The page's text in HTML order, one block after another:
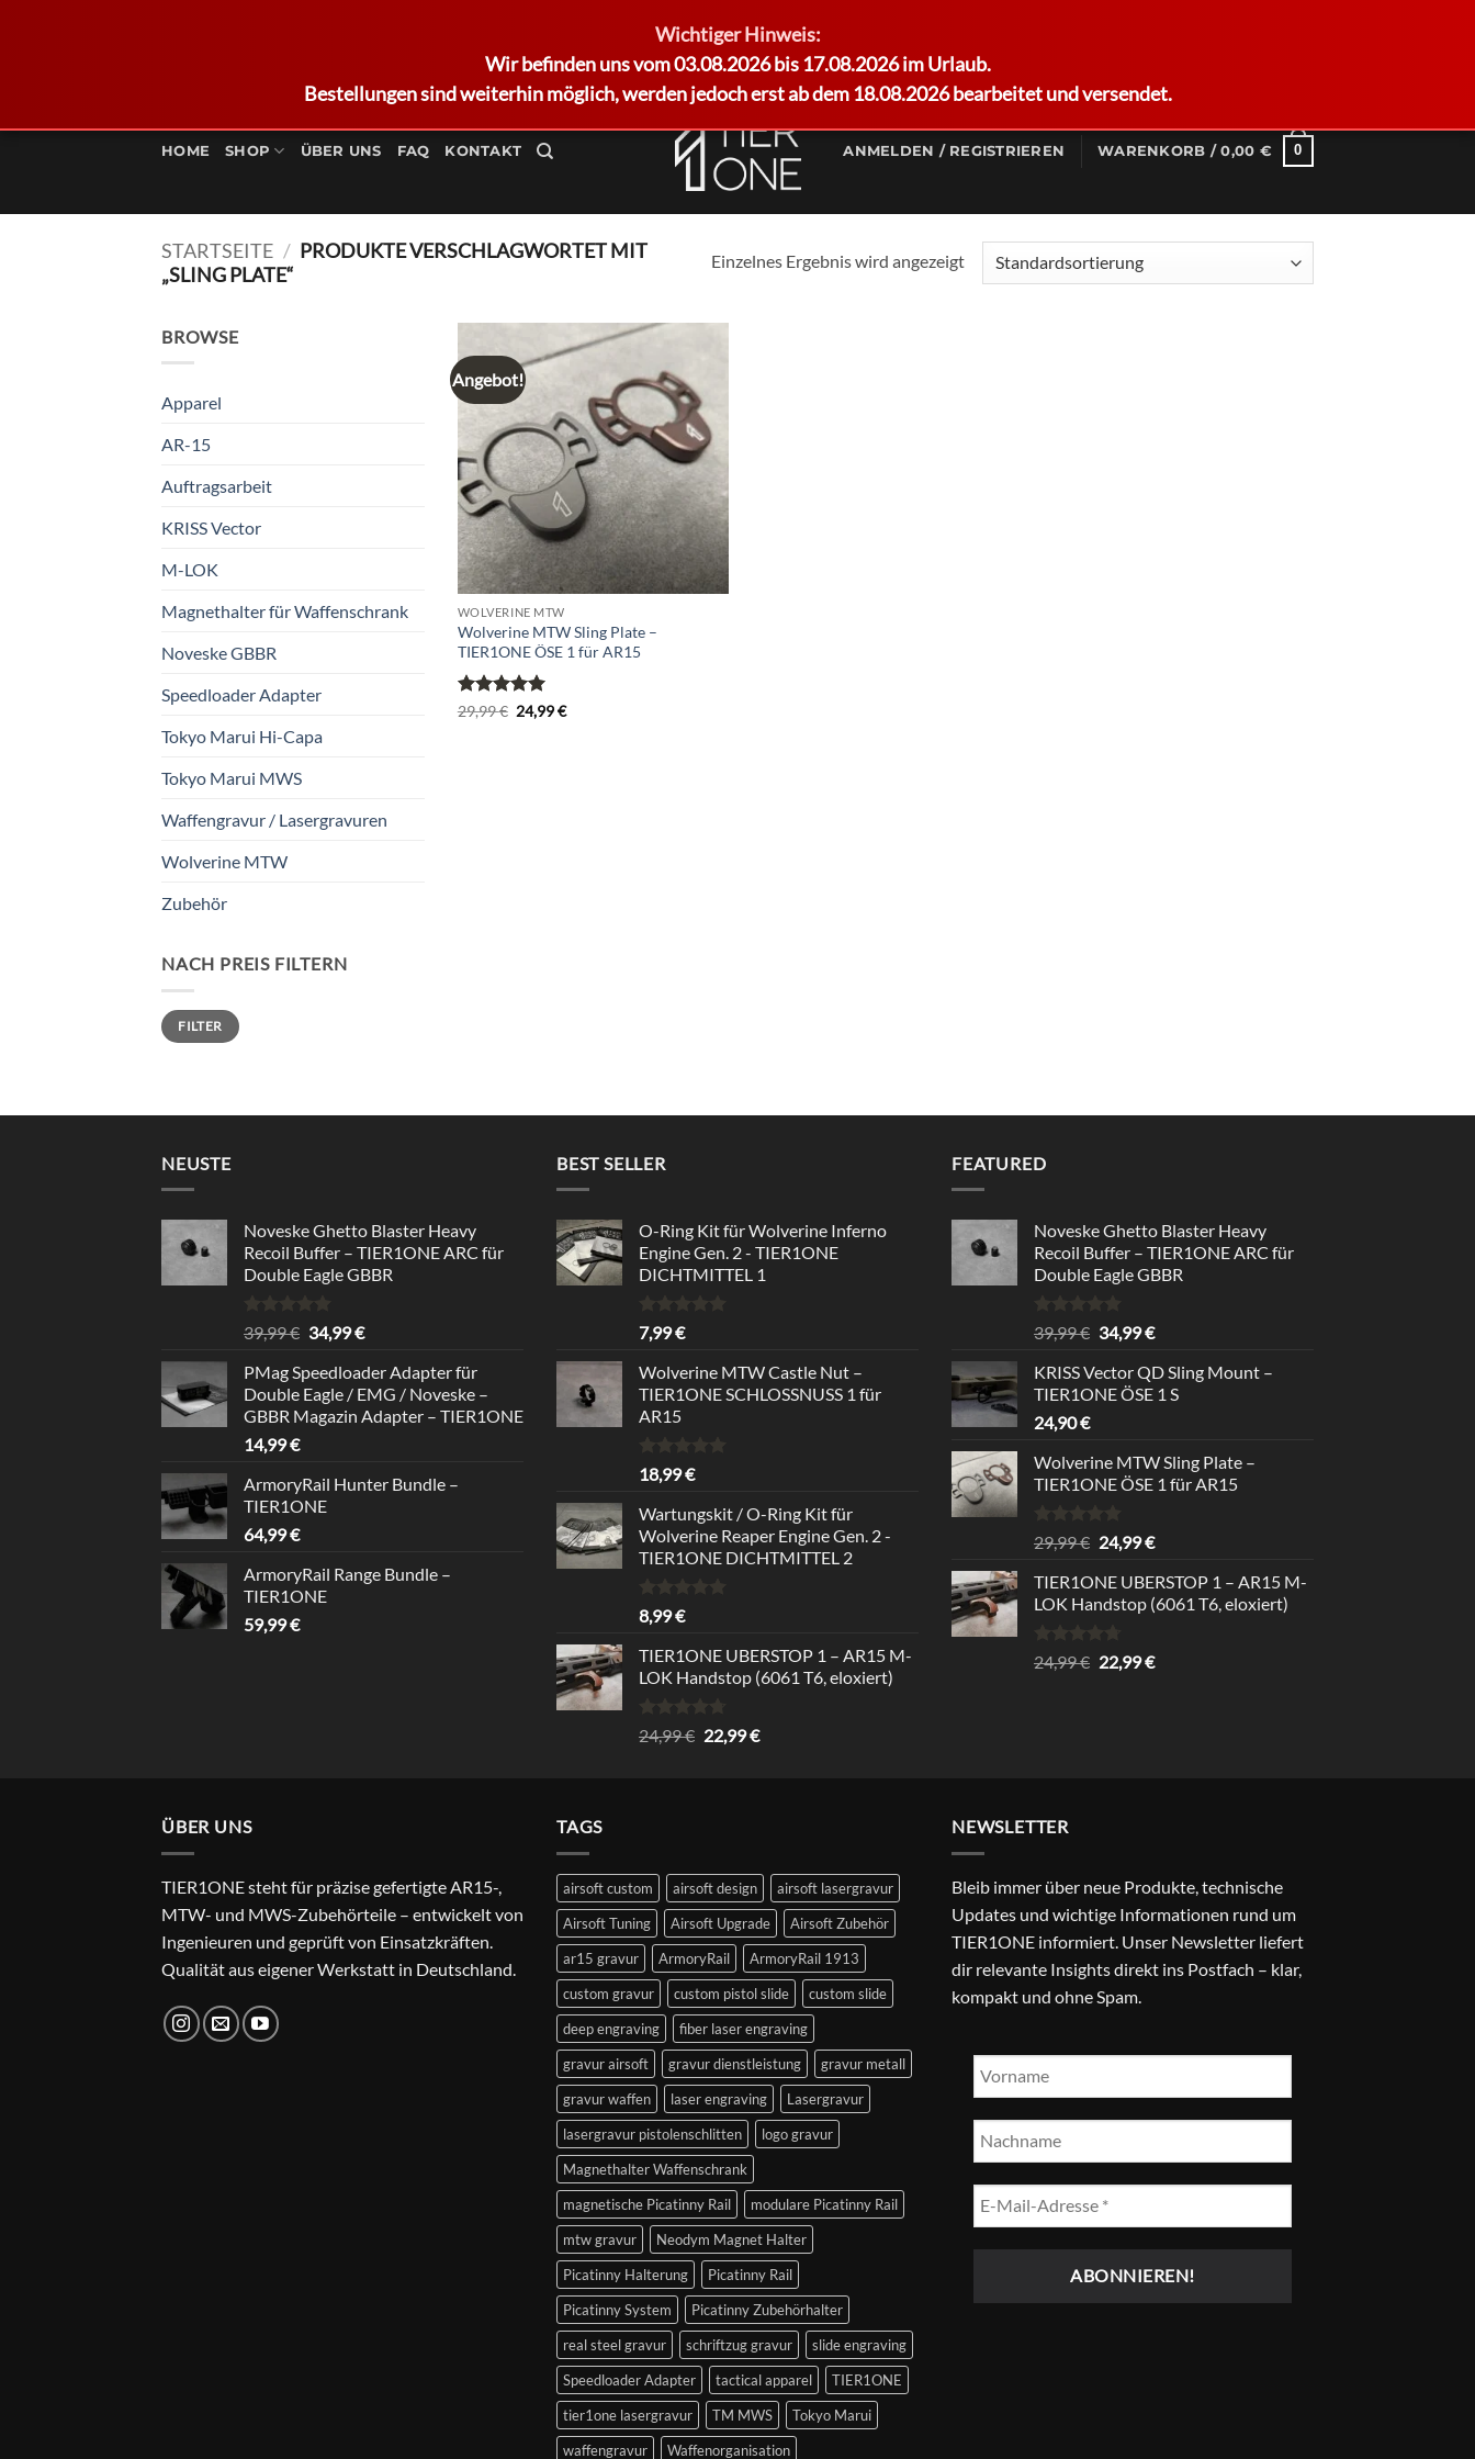
Wichtiger Hinweis:
Wir befinden uns vom 03.08.2026 bis 17.08.2026 im Urlaub.
Bestellungen sind weiterhin möglich, werden jedoch erst ab dem 18.08.2026 bearbeitet und versendet.
Inhalt
HOME SHOP ÜBER UNS FAQ KONTAKT ANMELDEN / REGISTRIEREN WARENKORB /0,00 € 0
STARTSEITE / PRODUKTE VERSCHLAGWORTET MIT
„SLING PLATE“
Einzelnes Ergebnis wird angezeigt
BROWSE
Apparel
AR-15
Auftragsarbeit
KRISS Vector
M-LOK
Magnethalter für Waffenschrank
Noveske GBBR
Speedloader Adapter
Tokyo Marui Hi-Capa
Tokyo Marui MWS
Waffengravur / Lasergravuren
Wolverine MTW
Zubehör
NACH PREIS FILTERN
Min.
Preis
Max.
PreisFILTER
Angebot!
Add to
wishlist
WOLVERINE MTW
Wolverine MTW Sling Plate –
TIER1ONE ÖSE 1 für AR15
Bewertet
29,99€ Ursprünglicher
Preis
24,99€Aktueller
NEUSTE
Noveske Ghetto Blaster Heavy
Recoil Buffer – TIER1ONE ARC für
Double Eagle GBBR
Rated5.00
out of 5
39,99€ Original
was:
39,99 €.
34,99€Current
is:
34,99 €.
PMag Speedloader Adapter für
Double Eagle / EMG / Noveske –
GBBR Magazin Adapter – TIER1ONE
14,99€
ArmoryRail Hunter Bundle –
TIER1ONE
64,99€
ArmoryRail Range Bundle –
TIER1ONE
59,99€
BEST SELLER
O-Ring Kit für Wolverine Inferno
Engine Gen. 2 - TIER1ONE
DICHTMITTEL 1
Rated
out of 5
7,99€
Wolverine MTW Castle Nut –
TIER1ONE SCHLOSSNUSS 1 für
AR15
Rated5.00
out of 5
18,99€
Wartungskit / O-Ring Kit für
Wolverine Reaper Engine Gen. 2 -
TIER1ONE DICHTMITTEL 2
Rated
out of 5
8,99€
TIER1ONE UBERSTOP 1 – AR15 M-
LOK Handstop (6061 T6, eloxiert)
Rated4.67
out of 5
24,99€ Original
22,99€Current
FEATURED
Noveske Ghetto Blaster Heavy
Recoil Buffer – TIER1ONE ARC für
Double Eagle GBBR
Rated5.00
out of 5
39,99€ Original
was:
39,99 €.
34,99€Current
is:
34,99 €.
KRISS Vector QD Sling Mount –
TIER1ONE ÖSE 1 S
24,90€
Wolverine MTW Sling Plate –
TIER1ONE ÖSE 1 für AR15
Rated5.00
out of 5
29,99€ Original
was:
29,99 €.
24,99€Current
is:
24,99 €.
TIER1ONE UBERSTOP 1 – AR15 M-
LOK Handstop (6061 T6, eloxiert)
Rated4.67
out of 5
24,99€ Original
22,99€Current
ÜBER UNS
TIER1ONE steht für präzise gefertigte AR15-,
MTW- und MWS-Zubehörteile – entwickelt von
Ingenieuren und geprüft von Einsatzkräften.
Qualität aus eigener Werkstatt in Deutschland.
TAGS
airsoft custom airsoft design
airsoft lasergravur
Airsoft Tuning
Airsoft Upgrade
Airsoft Zubehör
ar15 gravur
ArmoryRail
ArmoryRail 1913
custom gravur
custom pistol slide
custom slide
deep engraving
fiber laser engraving
gravur airsoft
gravur dienstleistung
gravur metall
gravur waffen
laser engraving
Lasergravur
lasergravur pistolenschlitten
logo gravur
Magnethalter Waffenschrank
magnetische Picatinny Rail
modulare Picatinny Rail
mtw gravur
Neodym Magnet Halter
Picatinny Halterung
Picatinny Rail
Picatinny System
Picatinny Zubehörhalter
real steel gravur
schriftzug gravur
slide engraving
Speedloader Adapter
tactical apparel
TIER1ONE
tier1one lasergravur
TM MWS
Tokyo Marui
waffengravur
Waffenorganisation
NEWSLETTER
Bleib immer über neue Produkte, technische
Updates und wichtige Informationen rund um
TIER1ONE informiert. Unser Newsletter liefert
dir relevante Insights direkt ins Postfach – klar,
kompakt und ohne Spam.